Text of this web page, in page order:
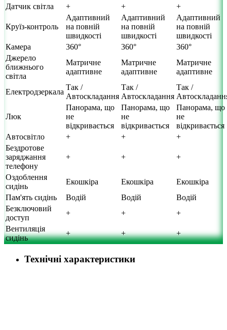
Датчик світла
+ + +
Круїз-контроль
Адаптивний
на повній
швидкості
Адаптивний
на повній
швидкості
Адаптивний
на повній
швидкості
Камера
360° 360°
360°
Джерело
ближнього
світла
Матричне
адаптивне
Матричне
адаптивне
Матричне
адаптивне
Електродзеркала
Так /
Автоскладання
Так /
Автоскладання
Так /
Люк
Панорама, що
не
відкривається
Панорама, що
не
відкривається
Панорама, що
не
відкривається
Автосвітло
+ +
+
Бездротове
заряджання
телефону
+ + +
Оздоблення
сидінь
Екошкіра Екошкіра
Екошкіра
Пам'ять сидінь
Водій Водій
Водій
Безключовий
доступ
+ +
+
Вентиляція
сидінь
+ + +
Технічні характеристики